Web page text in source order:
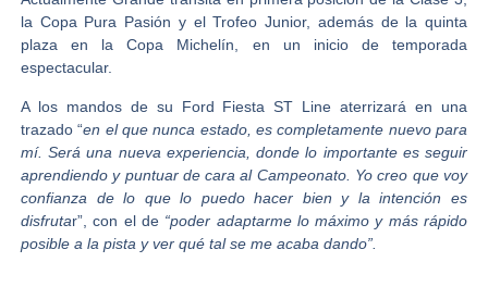
la Copa Pura Pasión y el Trofeo Junior, además de la quinta
plaza en laCopa Michelín, en un inicio de temporada
espectacular.
A los mandos de su Ford Fiesta ST Line aterrizará en una
trazado “en el que nunca estado, es completamente nuevo para
mí. Será una nueva experiencia, donde lo importante es seguir
aprendiendo y puntuar de cara al Campeonato. Yo creo que voy
confianza de lo que lo puedo hacer bien y la intención es
disfrutar”, con el de “poder adaptarme lo máximo y más rápido
posible a la pista y ver qué tal se me acaba dando”.